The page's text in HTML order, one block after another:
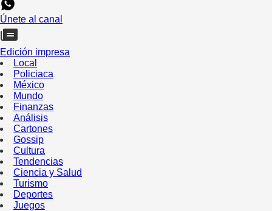
Únete al canal
Edición impresa
Local
Policiaca
México
Mundo
Finanzas
Análisis
Cartones
Gossip
Cultura
Tendencias
Ciencia y Salud
Turismo
Deportes
Juegos